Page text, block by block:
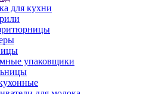
для кухни
упаковщики